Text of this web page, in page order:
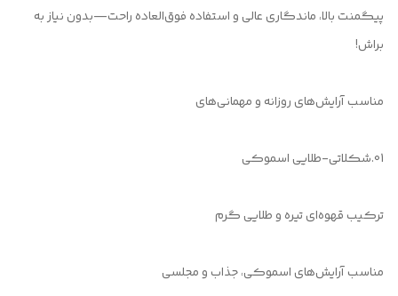
پیگمنت بالا، ماندگاری عالی و استفاده فوق‌العاده راحت—بدون نیاز به
براش!
مناسب آرایش‌های روزانه و مهمانی‌های
01.شکلاتی-طلایی اسموکی
ترکیب قهوه‌ای تیره و طلایی گرم
مناسب آرایش‌های اسموکی، جذاب و مجلسی